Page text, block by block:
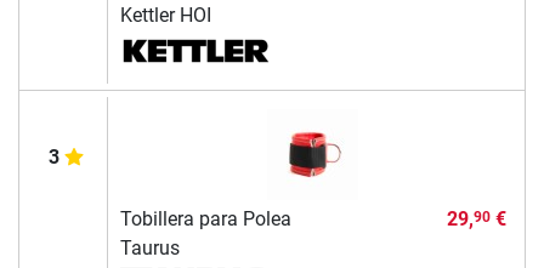
Kettler HOI
3
Tobillera para Polea
Taurus
29,90€